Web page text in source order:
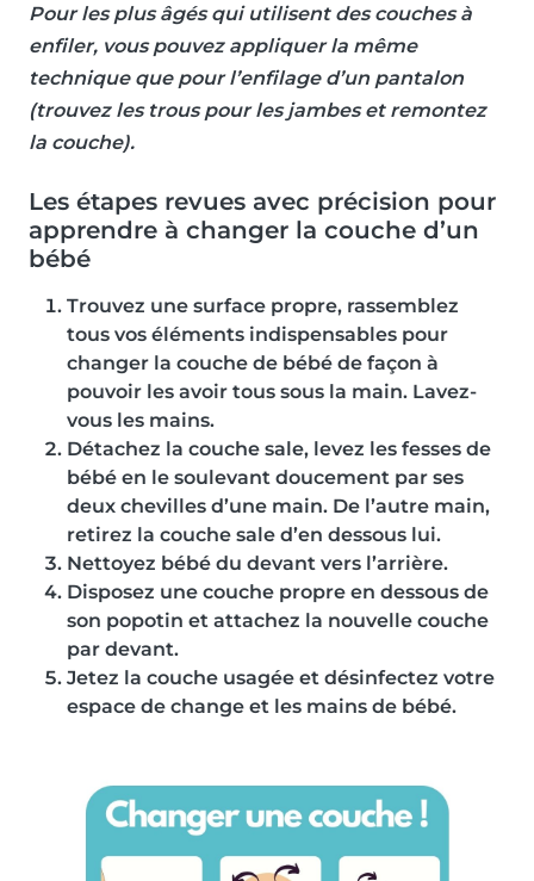
Pour les plus âgés qui utilisent des couches à
enfiler, vous pouvez appliquer la même
technique que pour l’enfilage d’un pantalon
(trouvez les trous pour les jambes et remontez
la couche).
Les étapes revues avec précision pour
apprendre à changer la couche d’un
bébé
Trouvez une surface propre, rassemblez
tous vos éléments indispensables pour
changer la couche de bébé de façon à
pouvoir les avoir tous sous la main. Lavez-
vous les mains.
Détachez la couche sale, levez les fesses de
bébé en le soulevant doucement par ses
deux chevilles d’une main. De l’autre main,
retirez la couche sale d’en dessous lui.
Nettoyez bébé du devant vers l’arrière.
Disposez une couche propre en dessous de
son popotin et attachez la nouvelle couche
par devant.
Jetez la couche usagée et désinfectez votre
espace de change et les mains de bébé.